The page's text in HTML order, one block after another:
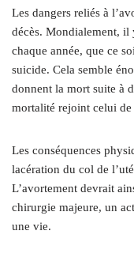
Les dangers reliés à
décès. Mondialement, il
chaque année, que ce
suicide. Cela semble
donnent la mort suite à
mortalité rejoint celui de
Les conséquences
lacération du col de
L’avortement devrait
chirurgie majeure, un
une vie.